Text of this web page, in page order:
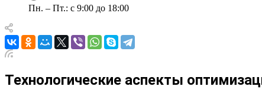
Пн. – Пт.: с 9:00 до 18:00
Технологические аспекты